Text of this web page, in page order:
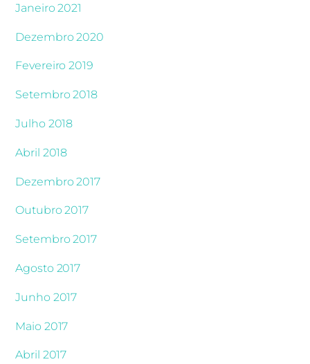
Janeiro 2021
Dezembro 2020
Fevereiro 2019
Setembro 2018
Julho 2018
Abril 2018
Dezembro 2017
Outubro 2017
Setembro 2017
Agosto 2017
Junho 2017
Maio 2017
Abril 2017